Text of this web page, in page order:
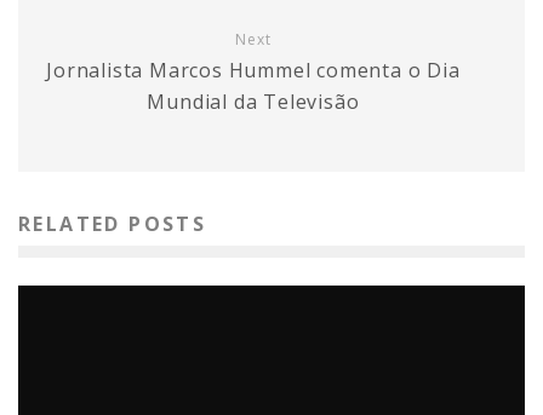
Next
Jornalista Marcos Hummel comenta o Dia
Mundial da Televisão
RELATED POSTS